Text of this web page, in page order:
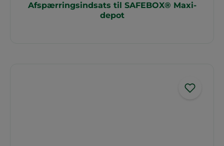
Afspærringsindsats til SAFEBOX® Maxi-
depot